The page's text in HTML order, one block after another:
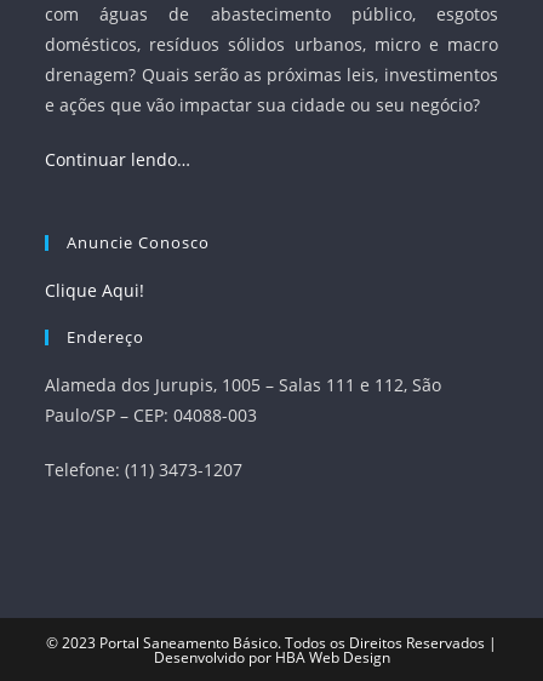
com águas de abastecimento público, esgotos
domésticos, resíduos sólidos urbanos, micro e macro
drenagem? Quais serão as próximas leis, investimentos
e ações que vão impactar sua cidade ou seu negócio?
Continuar lendo…
Anuncie Conosco
Clique Aqui!
Endereço
Alameda dos Jurupis, 1005 – Salas 111 e 112, São
Paulo/SP – CEP: 04088-003
Telefone: (11) 3473-1207
© 2023 Portal Saneamento Básico. Todos os Direitos Reservados |
Desenvolvido por HBA Web Design